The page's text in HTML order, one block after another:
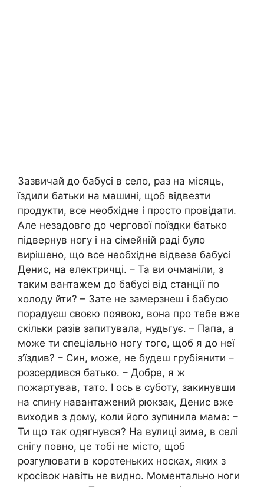
Зазвичай до бабусі в село, раз на місяць,
їздили батьки на машині, щоб відвезти
продукти, все необхідне і просто провідати.
Але незадовго до чергової поїздки батько
підвернув ногу і на сімейній раді було
вирішено, що все необхідне відвезе бабусі
Денис, на електричці. – Та ви очманіли, з
таким вантажем до бабусі від станції по
холоду йти? – Зате не замерзнеш і бабусю
порадуєш своєю появою, вона про тебе вже
скільки разів запитувала, нудьгує. – Папа, а
може ти спеціально ногу того, щоб я до неї
з’їздив? – Син, може, не будеш грубіянити –
розсердився батько. – Добре, я ж
пожартував, тато. І ось в суботу, закинувши
на спину навантажений рюкзак, Денис вже
виходив з дому, коли його зупинила мама: –
Ти що так одягнувся? На вулиці зима, в селі
снігу повно, це тобі не місто, щоб
розгулювати в коротеньких носках, яких з
кросівок навіть не видно. Моментально ноги